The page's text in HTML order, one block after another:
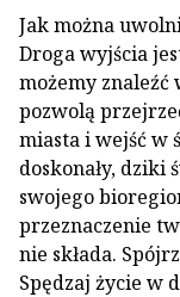
Jak można
Droga wyjścia
możemy znaleźć
pozwolą
miasta i wejść w
doskonały, dziki
swojego
przeznaczenie
nie składa.
Spędzaj życie w